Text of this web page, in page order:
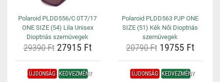
Polaroid PLDD556/C 0T7/17
ONE SIZE (54) Lila Unisex
Dioptriás szemüvegek
29390 Ft27915 Ft
Polaroid PLDD563 PJP ONE
SIZE (51) Kék Női Dioptriás
szemüvegek
20790 Ft19755 Ft
ÚJDONSÁG KEDVEZMÉNY ÚJDONSÁG KEDVEZMÉNY